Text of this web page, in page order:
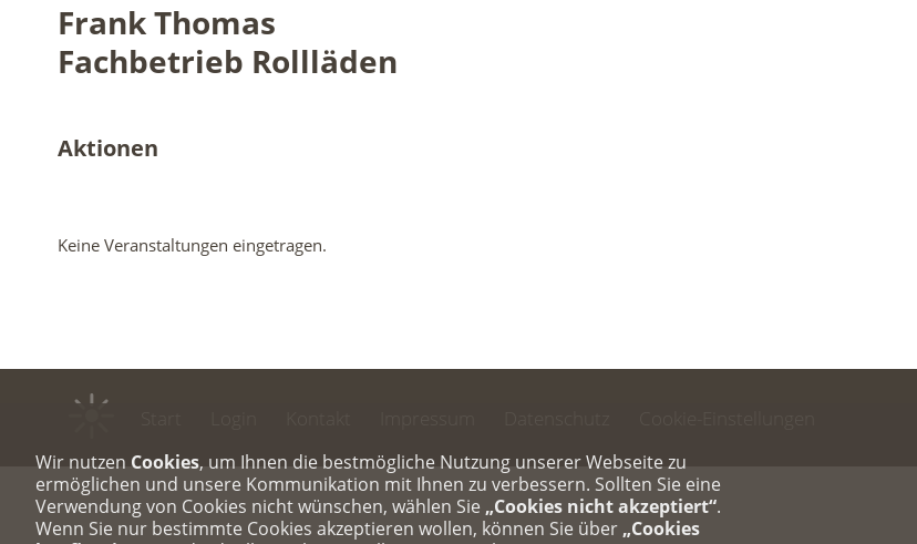
Frank Thomas
Fachbetrieb Rollläden
Aktionen
Keine Veranstaltungen eingetragen.
Wir nutzen Cookies, um Ihnen die bestmögliche Nutzung unserer Webseite zu
ermöglichen und unsere Kommunikation mit Ihnen zu verbessern. Sollten Sie eine
Verwendung von Cookies nicht wünschen, wählen Sie „Cookies nicht akzeptiert“.
Wenn Sie nur bestimmte Cookies akzeptieren wollen, können Sie über „Cookies